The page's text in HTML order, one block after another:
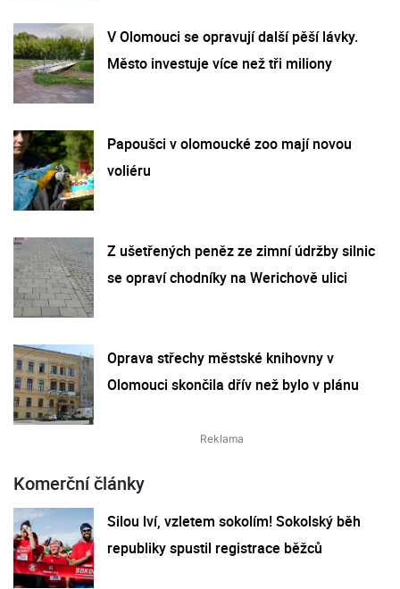
V Olomouci se opravují další pěší lávky.
Město investuje více než tři miliony
Papoušci v olomoucké zoo mají novou
voliéru
Z ušetřených peněz ze zimní údržby silnic
se opraví chodníky na Werichově ulici
Oprava střechy městské knihovny v
Olomouci skončila dřív než bylo v plánu
Komerční články
Silou lví, vzletem sokolím! Sokolský běh
republiky spustil registrace běžců